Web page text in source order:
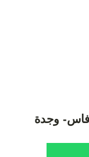
فاس- وجدة